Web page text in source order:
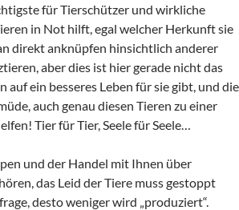
für Tierschützer und wirkliche
in Not hilft, egal welcher Herkunft sie
direkt anknüpfen hinsichtlich anderer
aber dies ist hier gerade nicht das
auf ein besseres Leben für sie gibt, und die
auch genau diesen Tieren zu einer
Tier für Tier, Seele für Seele…
und der Handel mit Ihnen über
das Leid der Tiere muss gestoppt
desto weniger wird „produziert“.